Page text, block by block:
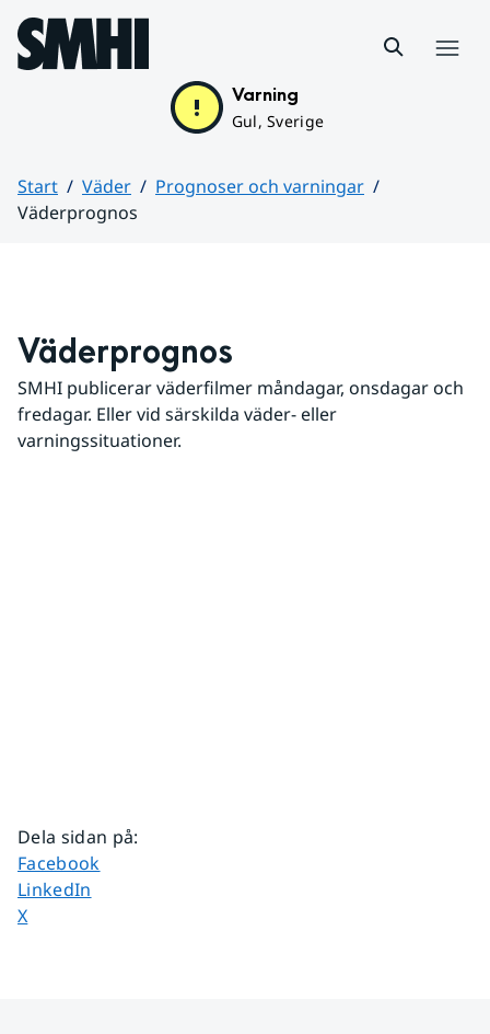
Hoppa till sidans innehåll
Varning
Gul, Sverige
Start Väder
Prognoser och varningar
Väderprognos
Väderprognos
SMHI publicerar väderfilmer måndagar, onsdagar och
fredagar. Eller vid särskilda väder- eller
varningssituationer.
Dela sidan på:
Dela sidan på
Facebook
Dela sidan på
LinkedIn
Dela sidan på
X